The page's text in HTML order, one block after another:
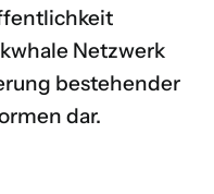
Netzwerk
bestehender
dar.